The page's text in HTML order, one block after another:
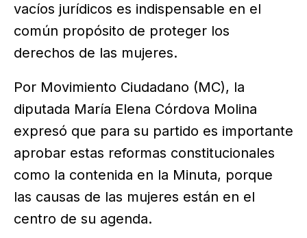
vacíos jurídicos es indispensable en el
común propósito de proteger los
derechos de las mujeres.
Por Movimiento Ciudadano (MC), la
diputada María Elena Córdova Molina
expresó que para su partido es importante
aprobar estas reformas constitucionales
como la contenida en la Minuta, porque
las causas de las mujeres están en el
centro de su agenda.